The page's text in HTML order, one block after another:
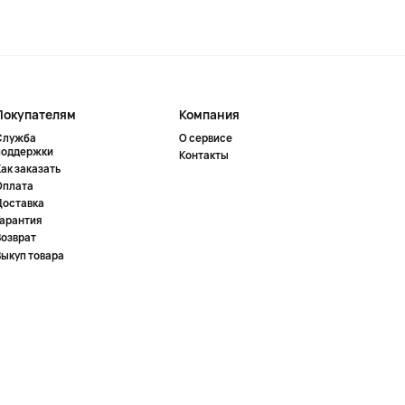
заказать
товара
Компания
О сервисе
Контакты